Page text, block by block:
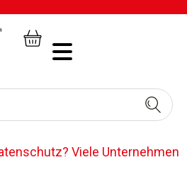
Viele Unternehmen